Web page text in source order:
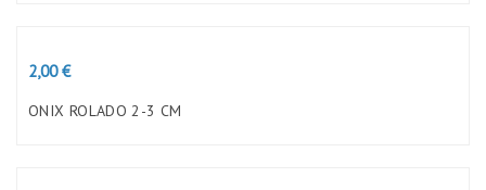
Preço
2,00 €
ONIX ROLADO 2-3 CM